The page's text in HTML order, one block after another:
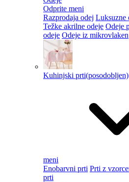
Odprite meni
Razprodaja odej Luksuzne
Težke akrilne odeje Odeje
odeje Odeje iz mikrovlaken
Kuhinjski prti(posodobljen)
meni
Enobarvni prti Prti z
prti​